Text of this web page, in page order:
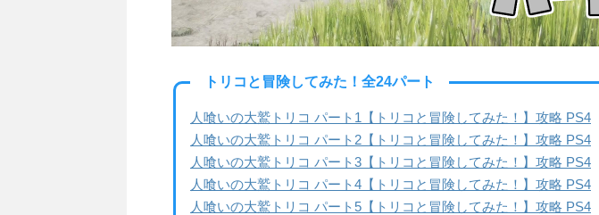
トリコと冒険してみた！全24パート
人喰いの大鷲トリコ パート1【トリコと冒険してみた！】攻略 PS4
人喰いの大鷲トリコ パート2【トリコと冒険してみた！】攻略 PS4
人喰いの大鷲トリコ パート3【トリコと冒険してみた！】攻略 PS4
人喰いの大鷲トリコ パート4【トリコと冒険してみた！】攻略 PS4
人喰いの大鷲トリコ パート5【トリコと冒険してみた！】攻略 PS4